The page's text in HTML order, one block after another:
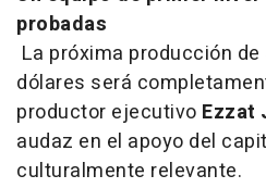
probadas
La próxima producción
dólares será
productor ejecutivo Ezzat
audaz en el apoyo del
culturalmente relevante.